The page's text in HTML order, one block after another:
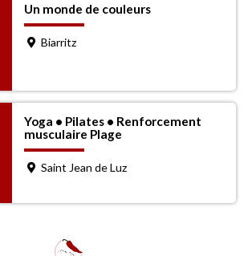
Un monde de couleurs
Biarritz
Yoga • Pilates • Renforcement
musculaire Plage
Saint Jean de Luz